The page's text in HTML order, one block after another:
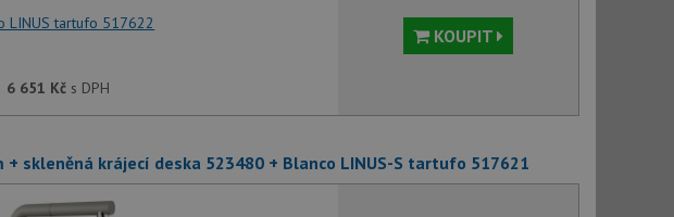
LINUS tartufo 517622
6 651 Kč s DPH
KOUPIT
+ skleněná krájecí deska 523480 + Blanco LINUS-S tartufo 517621